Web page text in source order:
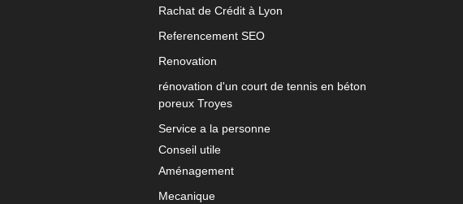
Rachat de Crédit à Lyon
Referencement SEO
Renovation
rénovation d'un court de tennis en béton
poreux Troyes
Service a la personne
Conseil utile
Aménagement
Mecanique